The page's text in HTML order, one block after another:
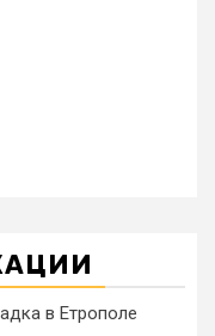
в Етрополе